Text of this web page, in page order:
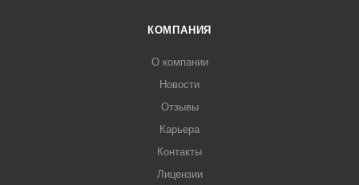
КОМПАНИЯ
О компании
Новости
Отзывы
Карьера
Контакты
Лицензии